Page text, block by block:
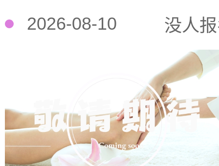
2026-08-10 没人